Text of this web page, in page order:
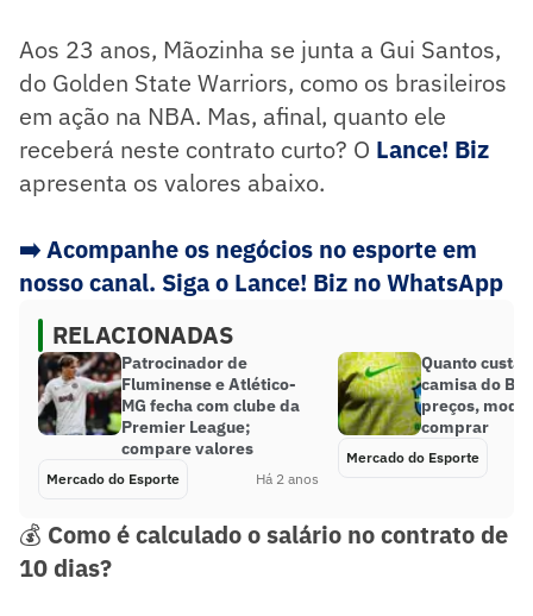
Aos 23 anos, Mãozinha se junta a Gui Santos,
do Golden State Warriors, como os brasileiros
em ação na NBA. Mas, afinal, quanto ele
receberá neste contrato curto? O Lance! Biz
apresenta os valores abaixo.
➡️Acompanhe os negócios no esporte em
nosso canal. Siga o Lance! Biz no WhatsApp
RELACIONADAS
Patrocinador de
Fluminense e Atlético-
MG fecha com clube da
Premier League;
compare valores
Mercado do Esporte Há 2 anos
Quanto custa
camisa do
preços,
comprar
Mercado do Esporte
💰 Como é calculado o salário no contrato de
10 dias?